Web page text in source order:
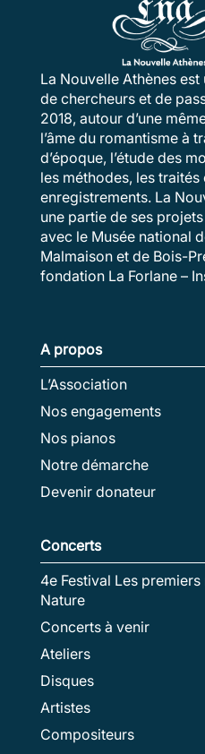
La Nouvelle Athènes
de chercheurs et de
2018, autour d’une
l’âme du romantisme à
d’époque, l’étude des
les méthodes, les
enregistrements. La
une partie de ses
avec le Musée national
Malmaison et de Bois-
fondation La Forlane –
A propos
L’Association
Nos engagements
Nos pianos
Notre démarche
Devenir donateur
Concerts
4e Festival Les
Nature
Concerts à venir
Ateliers
Disques
Artistes
Compositeurs